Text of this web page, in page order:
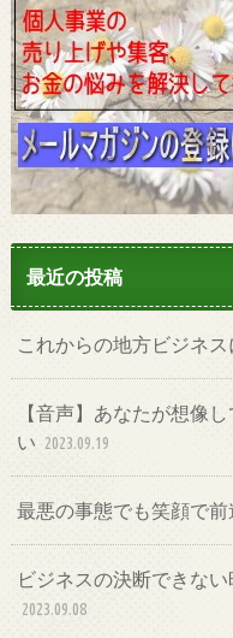
最近の投稿
これからの地方ビジネ
【音声】あなたが想像
い 2023.09.19
最悪の事態でも笑顔で
ビジネスの決断できな
2023.09.08